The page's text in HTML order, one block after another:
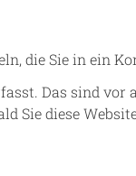
die Sie in ein
Das sind vor
Sie diese